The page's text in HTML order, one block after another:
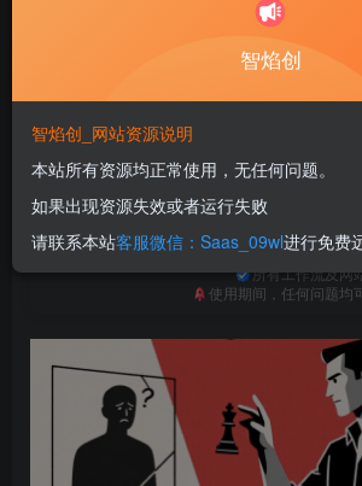
此内容为付费资源，请付费后查看
9.9
普通合伙人免费
立即购买
您当前未登录！建议登陆后购
一次购买，永久包更新！
购买会员，
所有工作流及网
使用期间，任何问题均
智焰创
智焰创_网站资源说明
本站所有资源均正常使用，无任何问题。
如果出现资源失效或者运行失败
请联系本站客服微信：Saas_09wl进行免费